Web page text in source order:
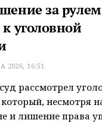
за
уголовной
2026, 16:51
рассмотрел
несмотря
и лишение права